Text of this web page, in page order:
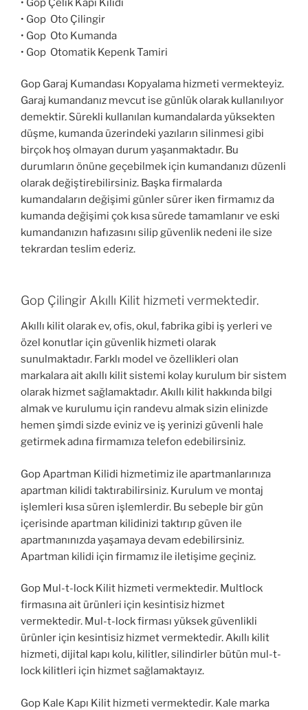
• Gop Çelik Kapı Kilidi
• Gop Oto Çilingir
• Gop Oto Kumanda
• Gop Otomatik Kepenk Tamiri
Gop Garaj Kumandası Kopyalama hizmeti vermekteyiz.
Garaj kumandanız mevcut ise günlük olarak kullanılıyor
demektir. Sürekli kullanılan kumandalarda yüksekten
düşme, kumanda üzerindeki yazıların silinmesi gibi
birçok hoş olmayan durum yaşanmaktadır. Bu
durumların önüne geçebilmek için kumandanızı düzenli
olarak değiştirebilirsiniz. Başka firmalarda
kumandaların değişimi günler sürer iken firmamız da
kumanda değişimi çok kısa sürede tamamlanır ve eski
kumandanızın hafızasını silip güvenlik nedeni ile size
tekrardan teslim ederiz.
Gop Çilingir Akıllı Kilit hizmeti vermektedir.
Akıllı kilit olarak ev, ofis, okul, fabrika gibi iş yerleri ve
özel konutlar için güvenlik hizmeti olarak
sunulmaktadır. Farklı model ve özellikleri olan
markalara ait akıllı kilit sistemi kolay kurulum bir sistem
olarak hizmet sağlamaktadır. Akıllı kilit hakkında bilgi
almak ve kurulumu için randevu almak sizin elinizde
hemen şimdi sizde eviniz ve iş yerinizi güvenli hale
getirmek adına firmamıza telefon edebilirsiniz.
Gop Apartman Kilidi hizmetimiz ile apartmanlarınıza
apartman kilidi taktırabilirsiniz. Kurulum ve montaj
işlemleri kısa süren işlemlerdir. Bu sebeple bir gün
içerisinde apartman kilidinizi taktırıp güven ile
apartmanınızda yaşamaya devam edebilirsiniz.
Apartman kilidi için firmamız ile iletişime geçiniz.
Gop Mul-t-lock Kilit hizmeti vermektedir. Multlock
firmasına ait ürünleri için kesintisiz hizmet
vermektedir. Mul-t-lock firması yüksek güvenlikli
ürünler için kesintisiz hizmet vermektedir. Akıllı kilit
hizmeti, dijital kapı kolu, kilitler, silindirler bütün mul-t-
lock kilitleri için hizmet sağlamaktayız.
Gop Kale Kapı Kilit hizmeti vermektedir. Kale marka